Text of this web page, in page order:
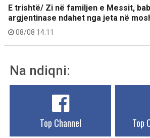
E trishtë/ Zi në familjen e Messit,
argjentinase ndahet nga jeta në
08/08 14:11
Na ndiqni:
Top Channel Top